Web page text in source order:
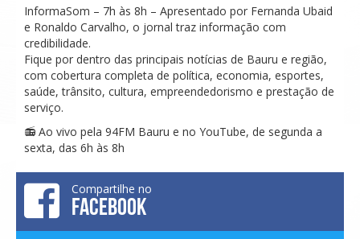
InformaSom – 7h às 8h – Apresentado por Fernanda Ubaid
e Ronaldo Carvalho, o jornal traz informação com
credibilidade.
Fique por dentro das principais notícias de Bauru e região,
com cobertura completa de política, economia, esportes,
saúde, trânsito, cultura, empreendedorismo e prestação de
serviço.
📻 Ao vivo pela 94FM Bauru e no YouTube, de segunda a
sexta, das 6h às 8h
Compartilhe no
FACEBOOK